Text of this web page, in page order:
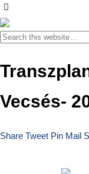
Vecsés-
Share Tweet Pin Mail